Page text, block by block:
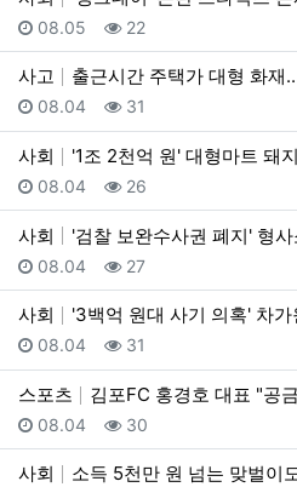
등록일
08.05 조회
22
사고 출근시간 주택가 대형 화재
등록일
08.04 조회
31
사회 '1조 2천억 원' 대형마트 돼
등록일
08.04 조회
26
사회 '검찰 보완수사권 폐지' 형
등록일
08.04 조회
27
사회 '3백억 원대 사기 의혹' 차
등록일
08.04 조회
31
스포츠 김포FC 홍경호 대표 "공금
등록일
08.04 조회
30
사회 소득 5천만 원 넘는 맞벌이